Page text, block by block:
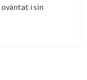
i sin